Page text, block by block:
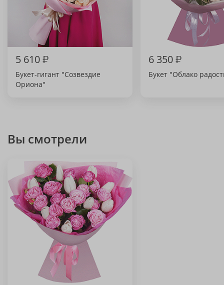
5 610₽
Букет-гигант "Созвездие
Ориона"
6 350₽
Букет "Облако
Вы смотрели